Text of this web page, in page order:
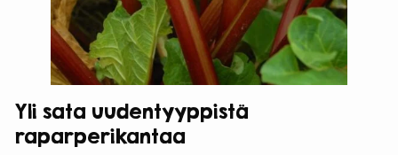
Yli sata uudentyyppistä
raparperikantaa